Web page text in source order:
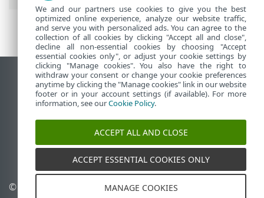
Ver sitio para ordenador
End of Life
Base de conocimiento de ESET
Foro de ESET
ESET Status Portal
Soporte técnico regional
© 1992 - 2026 ESET, spol. s
Administrar cookies
We and our partners use cookies to give you the best
optimized online experience, analyze our website traffic,
and serve you with personalized ads. You can agree to the
collection of all cookies by clicking "Accept all and close",
decline all non-essential cookies by choosing "Accept
essential cookies only", or adjust your cookie settings by
clicking "Manage cookies". You also have the right to
withdraw your consent or change your cookie preferences
anytime by clicking the "Manage cookies" link in our website
footer or in your account settings (if available). For more
information, see ourCookie Policy.
ACCEPT ALL AND CLOSE
ACCEPT ESSENTIAL COOKIES ONLY
MANAGE COOKIES